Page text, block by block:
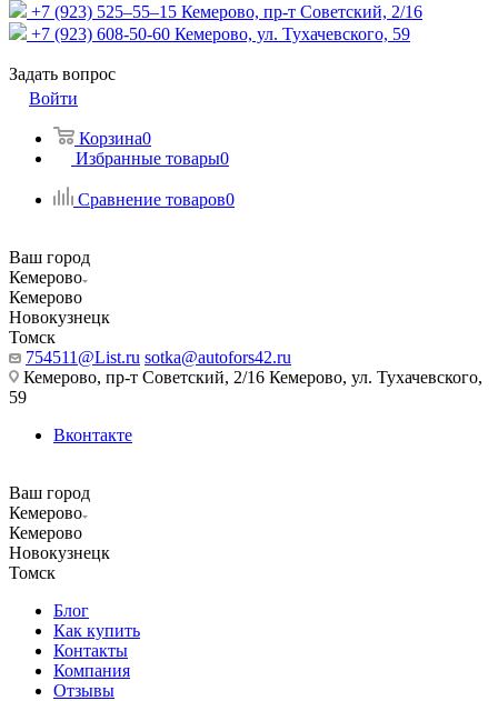
+7 (923) 525–55–15 Кемерово, пр-т Советский, 2/16
+7 (923) 608-50-60 Кемерово, ул. Тухачевского, 59
Задать вопрос
Войти
Корзина0
Избранные товары0
Сравнение товаров0
Ваш город
Кемерово
Кемерово
Новокузнецк
Томск
754511@List.ru sotka@autofors42.ru
Кемерово, пр-т Советский, 2/16 Кемерово, ул. Тухачевского,
59
Вконтакте
Ваш город
Кемерово
Кемерово
Новокузнецк
Томск
Блог
Как купить
Контакты
Компания
Отзывы